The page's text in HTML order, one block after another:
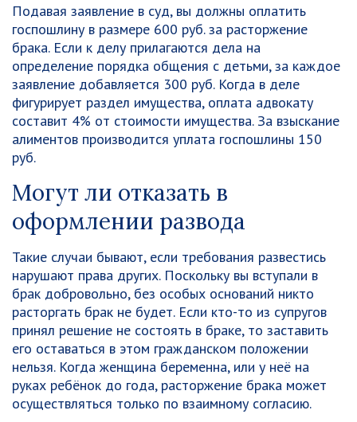
Подавая заявление в суд, вы должны оплатить
госпошлину в размере 600 руб. за расторжение
брака. Если к делу прилагаются дела на
определение порядка общения с детьми, за каждое
заявление добавляется 300 руб. Когда в деле
фигурирует раздел имущества, оплата адвокату
составит 4% от стоимости имущества. За взыскание
алиментов производится уплата госпошлины 150
руб.
Могут ли отказать в
оформлении развода
Такие случаи бывают, если требования развестись
нарушают права других. Поскольку вы вступали в
брак добровольно, без особых оснований никто
расторгать брак не будет. Если кто-то из супругов
принял решение не состоять в браке, то заставить
его оставаться в этом гражданском положении
нельзя. Когда женщина беременна, или у неё на
руках ребёнок до года, расторжение брака может
осуществляться только по взаимному согласию.